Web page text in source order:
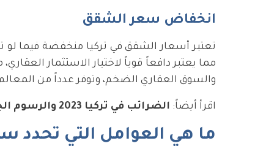
انخفاض سعر الشقق
تعتبر أسعار الشقق في تركيا منخفضة فيما لو
مما يعتبر دافعاً قوياً لاختيار الاستثمار
والسوق العقاري الضخم، وتوفر عدداً من
اقرأ أيضاً: الضرائب في تركيا 2023 والرسوم الجديدة
ما هي العوامل التي تحدد